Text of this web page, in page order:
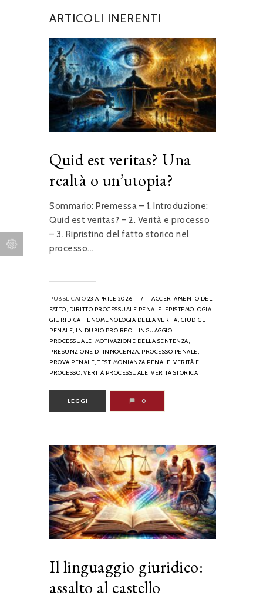
ARTICOLI INERENTI
Quid est veritas? Una
realtà o un’utopia?
Sommario: Premessa – 1. Introduzione:
Quid est veritas? – 2. Verità e processo
– 3. Ripristino del fatto storico nel
processo...
PUBBLICATO 23 APRILE 2026 /
ACCERTAMENTO DEL
FATTO, DIRITTO PROCESSUALE PENALE, EPISTEMOLOGIA
GIURIDICA, FENOMENOLOGIA DELLA VERITÀ, GIUDICE
PENALE, IN DUBIO PRO REO, LINGUAGGIO
PROCESSUALE, MOTIVAZIONE DELLA SENTENZA,
PRESUNZIONE DI INNOCENZA, PROCESSO PENALE,
PROVA PENALE, TESTIMONIANZA PENALE, VERITÀ E
PROCESSO, VERITÀ PROCESSUALE, VERITÀ STORICA
LEGGI 0
Il linguaggio giuridico:
assalto al castello